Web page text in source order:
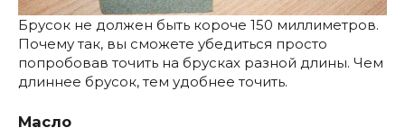
Брусок не должен быть короче 150 миллиметров.
Почему так, вы сможете убедиться просто
попробовав точить на брусках разной длины. Чем
длиннее брусок, тем удобнее точить.
Масло